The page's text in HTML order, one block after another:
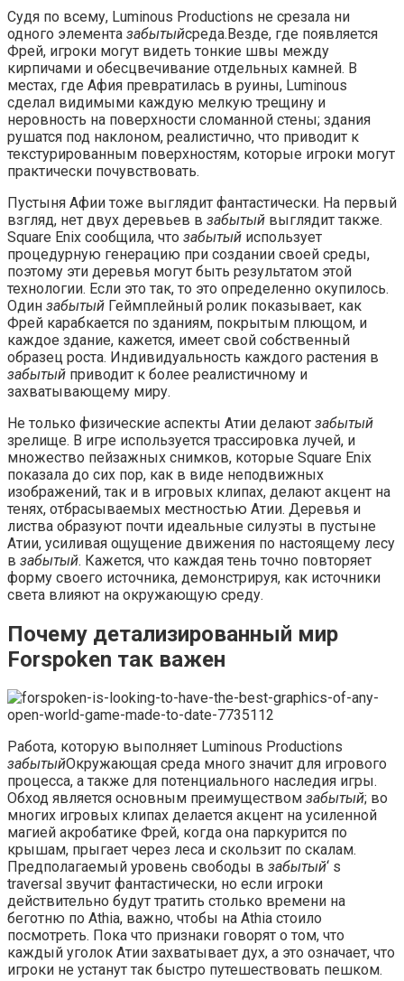
Судя по всему, Luminous Productions не срезала ни
одного элемента забытыйсреда.Везде, где появляется
Фрей, игроки могут видеть тонкие швы между
кирпичами и обесцвечивание отдельных камней. В
местах, где Афия превратилась в руины, Luminous
сделал видимыми каждую мелкую трещину и
неровность на поверхности сломанной стены; здания
рушатся под наклоном, реалистично, что приводит к
текстурированным поверхностям, которые игроки могут
практически почувствовать.
Пустыня Афии тоже выглядит фантастически. На первый
взгляд, нет двух деревьев в забытый выглядит также.
Square Enix сообщила, что забытый использует
процедурную генерацию при создании своей среды,
поэтому эти деревья могут быть результатом этой
технологии. Если это так, то это определенно окупилось.
Один забытый Геймплейный ролик показывает, как
Фрей карабкается по зданиям, покрытым плющом, и
каждое здание, кажется, имеет свой собственный
образец роста. Индивидуальность каждого растения в
забытый приводит к более реалистичному и
захватывающему миру.
Не только физические аспекты Атии делают забытый
зрелище. В игре используется трассировка лучей, и
множество пейзажных снимков, которые Square Enix
показала до сих пор, как в виде неподвижных
изображений, так и в игровых клипах, делают акцент на
тенях, отбрасываемых местностью Атии. Деревья и
листва образуют почти идеальные силуэты в пустыне
Атии, усиливая ощущение движения по настоящему лесу
в забытый. Кажется, что каждая тень точно повторяет
форму своего источника, демонстрируя, как источники
света влияют на окружающую среду.
Почему детализированный мир
Forspoken так важен
Работа, которую выполняет Luminous Productions
забытыйОкружающая среда много значит для игрового
процесса, а также для потенциального наследия игры.
Обход является основным преимуществом забытый; во
многих игровых клипах делается акцент на усиленной
магией акробатике Фрей, когда она паркурится по
крышам, прыгает через леса и скользит по скалам.
Предполагаемый уровень свободы в забытый‘ s
traversal звучит фантастически, но если игроки
действительно будут тратить столько времени на
беготню по Athia, важно, чтобы на Athia стоило
посмотреть. Пока что признаки говорят о том, что
каждый уголок Атии захватывает дух, а это означает, что
игроки не устанут так быстро путешествовать пешком.